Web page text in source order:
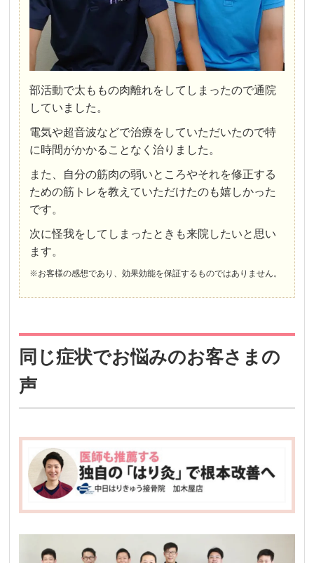
部活動で太ももの肉離れをしてしまったので通院
していました。
電気や超音波などで治療をしていただいたので特
に時間がかかることなく治りました。
また、自分の筋肉の弱いところやそれを修正する
ための筋トレを教えていただけたのも嬉しかった
です。
次に怪我をしてしまったときも来院したいと思い
ます。
※お客様の感想であり、効果効能を保証するものではありません。
同じ症状でお悩みのお客さまの
声